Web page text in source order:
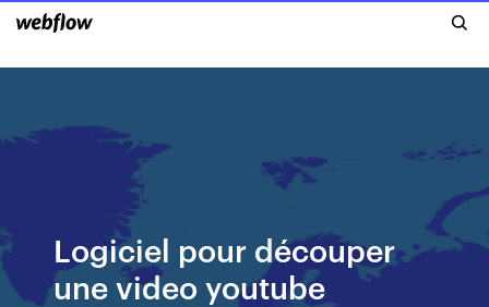
Logiciel pour découper
une video youtube